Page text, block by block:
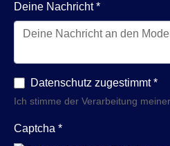
Deine Nachricht*
Datenschutz zugestimmt*
Ich stimme der Verarbeitung
Captcha *